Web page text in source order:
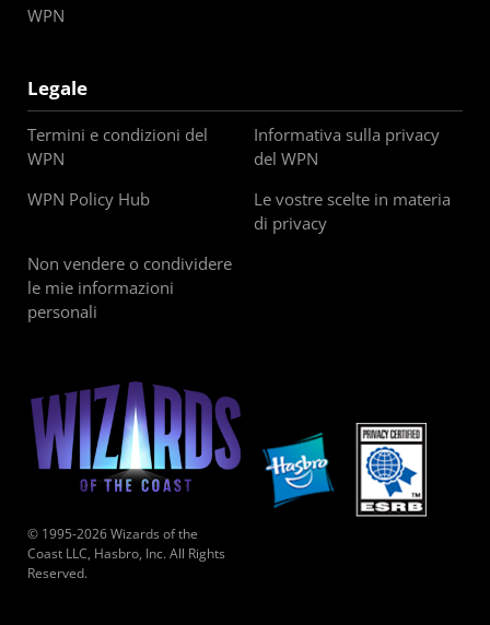
WPN
Legale
Termini e condizioni del
WPN
Informativa sulla privacy
del WPN
WPN Policy Hub
Le vostre scelte in materia
di privacy
Non vendere o condividere
le mie informazioni
personali
© 1995-2026 Wizards of the
Coast LLC, Hasbro, Inc. All Rights
Reserved.